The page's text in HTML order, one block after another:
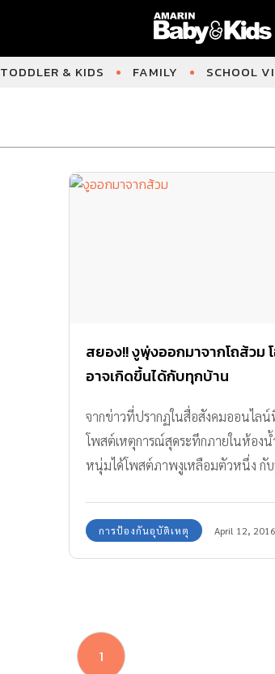
TODDLER & KIDS FAMILY SCHOOL
สยอง!! งูพุ่งออกมาจากโถส้วม
อาจเกิดขึ้นได้กับทุกบ้าน
จากข่าวที่ปรากฏในสื่อสังคมออนไล
โพสต์เหตุการณ์สุดระทึกภายในห้องน้
หนุ่มได้โพสต์ภาพงูเหลือมตัวหนึ่ง กั
ฉกกัดบริเวณท่อนขาจนเลือดไหล ทำไ
มาจากส้วม? 1.ตามกลิ่นเหยื่อเข้ามา
หรือหาความอบอุ่น 3.หลงทางตาทมเ
บังคับ เช่น เมื่อเห็นท่อระบายน้ำเป็นโ
การป้องกันอุบัติเหตุ April 12, 2016
1